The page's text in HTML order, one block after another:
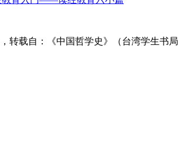
转载自：《中国哲学史》（台湾学生书局